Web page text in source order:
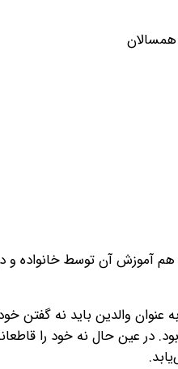
آموزش آن توسط خانواده و
عنوان والدین باید نه گفتن
در عین حال نه خود را